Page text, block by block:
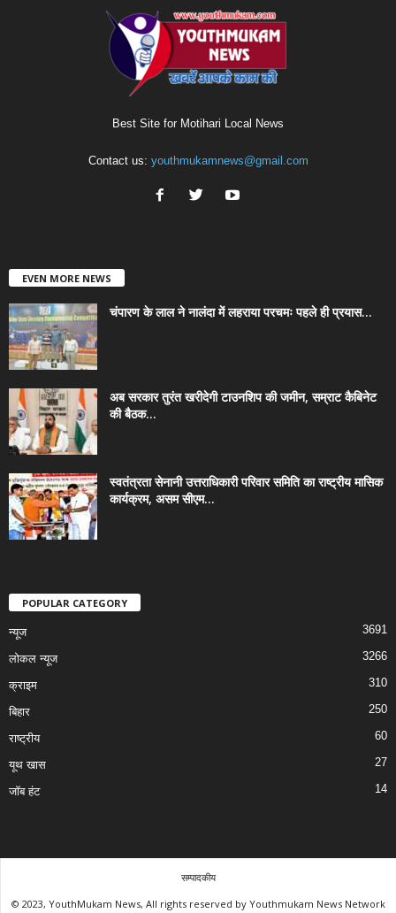
Best Site for Motihari Local News
Contact us: youthmukamnews@gmail.com
EVEN MORE NEWS
चंपारण के लाल ने नालंदा में लहराया परचमः पहले ही प्रयास...
अब सरकार तुरंत खरीदेगी टाउनशिप की जमीन, सम्राट कैबिनेट
की बैठक...
स्वतंत्रता सेनानी उत्तराधिकारी परिवार समिति का राष्ट्रीय मासिक
कार्यक्रम, असम सीएम...
POPULAR CATEGORY
न्यूज 3691
लोकल न्यूज 3266
क्राइम 310
बिहार 250
राष्ट्रीय 60
यूथ खास 27
जॉब हंट 14
सम्पादकीय
© 2023, YouthMukam News, All rights reserved by Youthmukam News Network